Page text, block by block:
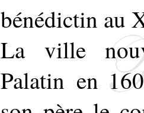
bénédictin au
La ville
Palatin en